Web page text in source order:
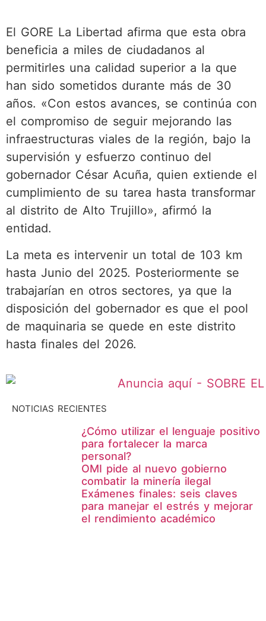
El GORE La Libertad afirma que esta obra
beneficia a miles de ciudadanos al
permitirles una calidad superior a la que
han sido sometidos durante más de 30
años. «Con estos avances, se continúa con
el compromiso de seguir mejorando las
infraestructuras viales de la región, bajo la
supervisión y esfuerzo continuo del
gobernador César Acuña, quien extiende el
cumplimiento de su tarea hasta transformar
al distrito de Alto Trujillo», afirmó la
entidad.
La meta es intervenir un total de 103 km
hasta Junio del 2025. Posteriormente se
trabajarían en otros sectores, ya que la
disposición del gobernador es que el pool
de maquinaria se quede en este distrito
hasta finales del 2026.
NOTICIAS RECIENTES
¿Cómo utilizar el lenguaje positivo
para fortalecer la marca
personal?
OMI pide al nuevo gobierno
combatir la minería ilegal
Exámenes finales: seis claves
para manejar el estrés y mejorar
el rendimiento académico